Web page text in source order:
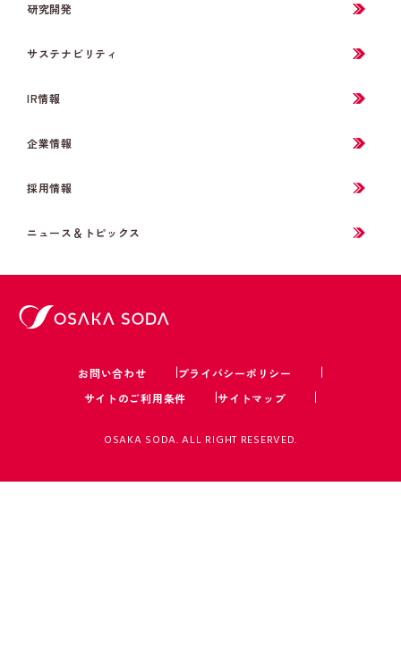
研究開発
サステナビリティ
IR情報
企業情報
採用情報
ニュース＆トピックス
お問い合わせ
プライバシーポリシー
サイトのご利用条件
サイトマップ
OSAKA SODA. ALL RIGHT RESERVED.